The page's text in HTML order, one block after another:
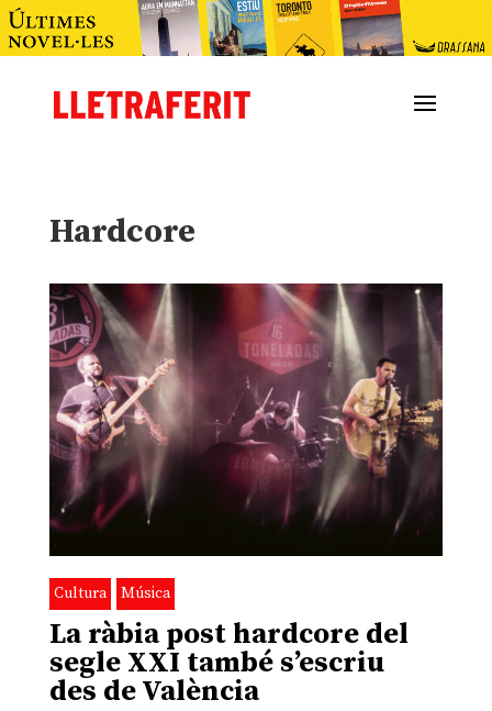
Hardcore
Cultura Música
La ràbia post hardcore del
segle XXI també s’escriu
des de València